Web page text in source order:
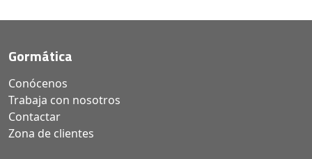
Gormática
Conócenos
Trabaja con nosotros
Contactar
Zona de clientes